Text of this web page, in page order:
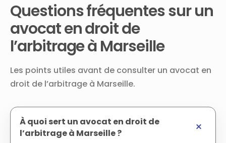
Questions fréquentes sur un
avocat en droit de
l’arbitrage à Marseille
Les points utiles avant de consulter un avocat en
droit de l’arbitrage à Marseille.
À quoi sert un avocat en droit de
l’arbitrage à Marseille ?